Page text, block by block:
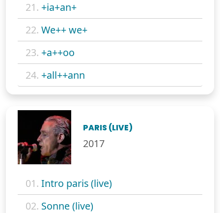
21. +ia+an+
22. We++ we+
23. +a++oo
24. +all++ann
PARIS (LIVE)
2017
01. Intro paris (live)
02. Sonne (live)